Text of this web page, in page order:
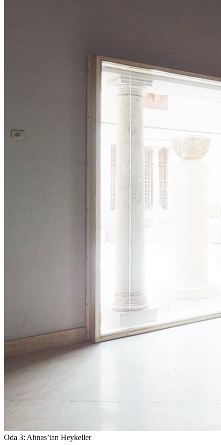
Oda 3: Ahnas’tan Heykeller